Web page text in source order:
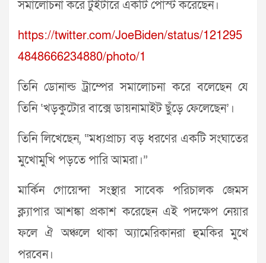
সমালোচনা করে টুইটারে একটি পোস্ট করেছেন।
https://twitter.com/JoeBiden/status/121295
4848666234880/photo/1
তিনি ডোনাল্ড ট্রাম্পের সমালোচনা করে বলেছেন যে
তিনি ‘খড়কুটোর বাক্সে ডায়নামাইট ছুঁড়ে ফেলেছেন’।
তিনি লিখেছেন, “মধ্যপ্রাচ্য বড় ধরণের একটি সংঘাতের
মুখোমুখি পড়তে পারি আমরা।”
মার্কিন গোয়েন্দা সংস্থার সাবেক পরিচালক জেমস
ক্ল্যাপার আশঙ্কা প্রকাশ করেছেন এই পদক্ষেপ নেয়ার
ফলে ঐ অঞ্চলে থাকা অ্যামেরিকানরা হুমকির মুখে
পরবেন।